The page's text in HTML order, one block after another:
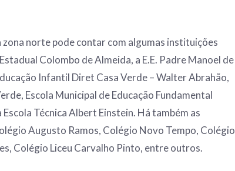
norte pode contar com algumas instituições
Colombo de Almeida, a E.E. Padre Manoel de
Infantil Diret Casa Verde – Walter Abrahão,
Escola Municipal de Educação Fundamental
Técnica Albert Einstein. Há também as
Augusto Ramos, Colégio Novo Tempo, Colégio
Colégio Liceu Carvalho Pinto, entre outros.